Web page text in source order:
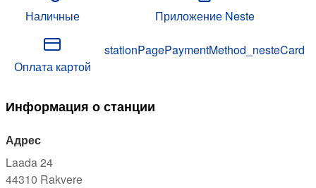
Наличные Приложение Neste
Оплата картой
stationPagePaymentMethod_nesteCard
Информация о станции
Адрес
Laada 24
44310 Rakvere